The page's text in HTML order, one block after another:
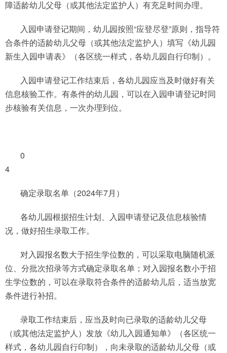
障适龄幼儿父母（或其他法定监护人）有充足时间办理。
入园申请登记期间，幼儿园按照“应登尽登”原则，指导符
合条件的适龄幼儿父母（或其他法定监护人）填写《幼儿园
新生入园申请表》（各区统一样式，各幼儿园自行印制）。
入园申请登记工作结束后，各幼儿园应当及时做好有关
信息核验工作。有条件的幼儿园，可以在入园申请登记时同
步核验有关信息，一次办理到位。
0
4
确定录取名单（2024年7月）
各幼儿园根据招生计划、入园申请登记及信息核验情
况，做好招生录取工作。
对入园报名数大于招生学位数的，可以采取电脑随机派
位、分批次招录等方式确定录取名单；对入园报名数小于招
生学位数的，可以在录取符合条件的适龄幼儿后，适当放宽
条件进行补招。
录取工作结束后，应当及时向已录取的适龄幼儿父母
（或其他法定监护人）发放《幼儿入园通知单》（各区统一
样式，各幼儿园自行印制），向未录取的适龄幼儿父母（或